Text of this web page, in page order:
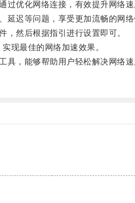
化网络连接，有效提升网络速
迟等问题，享受更加流畅的网络
然后根据指引进行设置即可。
现最佳的网络加速效果。
，能够帮助用户轻松解决网络速